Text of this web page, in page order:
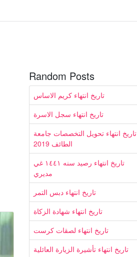
Random Posts
تاريخ انتهاء كريم الاساس
تاريخ انتهاء سجل الاسرة
تاريخ انتهاء تحويل التخصصات جامعة
الطائف 2019
تاريخ انتهاء رصيد سنه ١٤٤١ غي
مديري
تاريخ انتهاء دبس التمر
تاريخ انتهاء شهادة الزكاة
تاريخ انتهاء لصقات كرست
تاريخ انتهاء تأشيرة الزيارة العائلية